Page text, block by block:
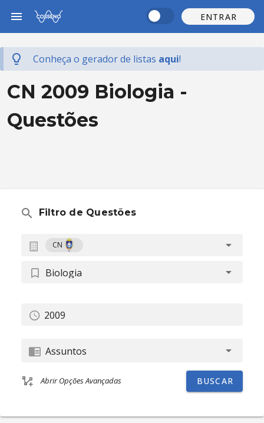
ENTRAR
Conheça o gerador de listas aqui!
CN 2009 Biologia -
Questões
Filtro de Questões
CN
Biologia
Assuntos
Abrir Opções Avançadas BUSCAR